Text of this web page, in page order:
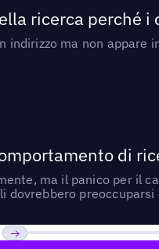
ricerca perché
ma non
di
ma il panico per il
dovrebbero